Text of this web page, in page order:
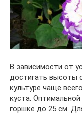
В зависимости от
достигать высоты
культуре чаще
куста.
горшке до 25 см.